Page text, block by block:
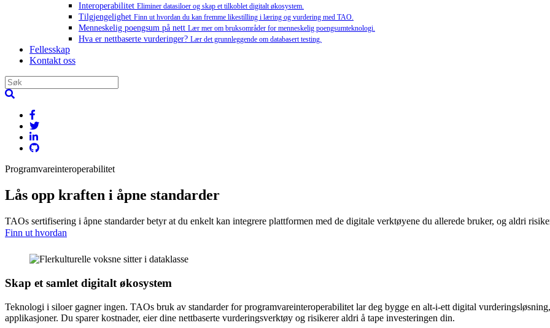
Interoperabilitet Eliminer datasiloer og skap et tilkoblet digitalt økosystem.
Tilgjengelighet Finn ut hvordan du kan fremme likestilling i læring og vurdering med TAO.
Menneskelig poengsum på nett Lær mer om bruksområder for menneskelig poengsumteknologi.
Hva er nettbaserte vurderinger? Lær det grunnleggende om databasert testing.
Fellesskap
Kontakt oss
Programvareinteroperabilitet
Lås opp kraften i åpne standarder
TAOs sertifisering i åpne standarder betyr at du enkelt kan integrere plattformen med de digitale verktøyene du allerede bruker, og aldri
Finn ut hvordan
Skap et samlet digitalt økosystem
Teknologi i siloer gagner ingen. TAOs bruk av standarder for programvareinteroperabilitet lar deg bygge en alt-i-ett digital
applikasjoner. Du sparer kostnader, eier dine nettbaserte vurderingsverktøy og risikerer aldri å tape investeringen din.